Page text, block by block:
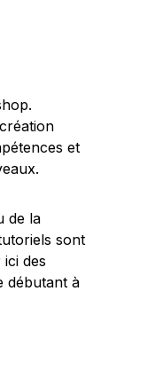
de la
sont
des
débutant à